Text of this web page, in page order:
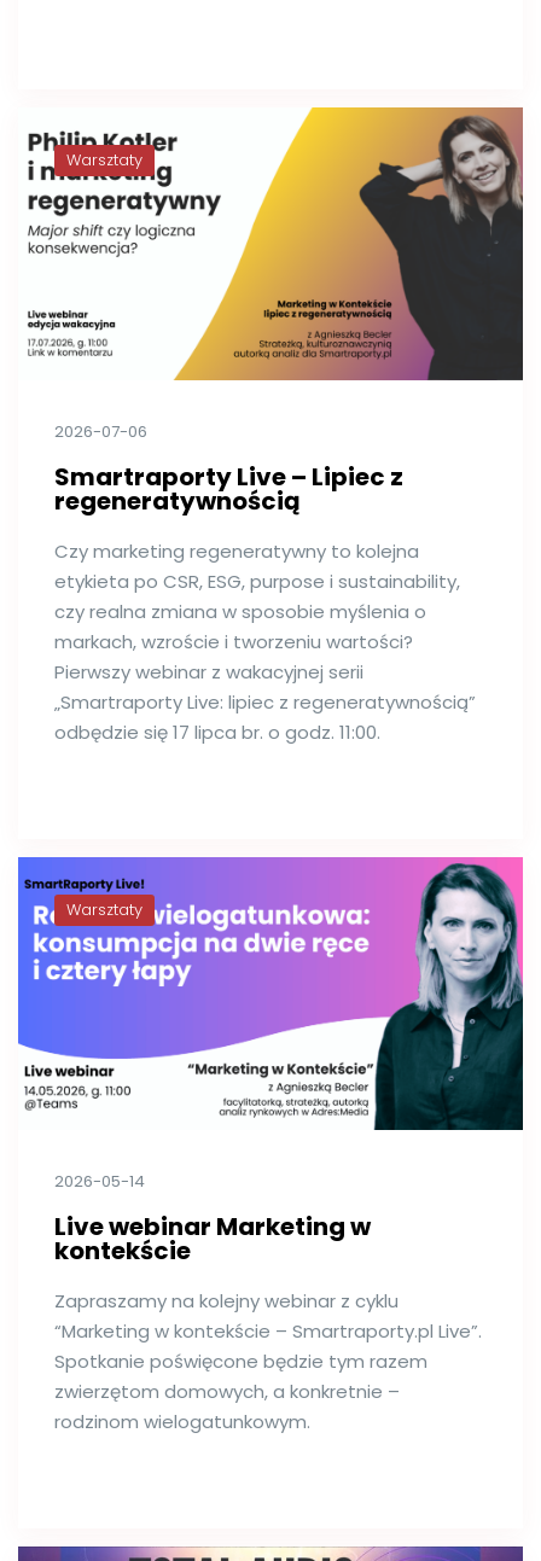
Warsztaty
2026-07-06
Smartraporty Live – Lipiec z
regeneratywnością
Czy marketing regeneratywny to kolejna
etykieta po CSR, ESG, purpose i sustainability,
czy realna zmiana w sposobie myślenia o
markach, wzroście i tworzeniu wartości?
Pierwszy webinar z wakacyjnej serii
„Smartraporty Live: lipiec z regeneratywnością”
odbędzie się 17 lipca br. o godz. 11:00.
Warsztaty
2026-05-14
Live webinar Marketing w
kontekście
Zapraszamy na kolejny webinar z cyklu
“Marketing w kontekście – Smartraporty.pl Live”.
Spotkanie poświęcone będzie tym razem
zwierzętom domowych, a konkretnie –
rodzinom wielogatunkowym.